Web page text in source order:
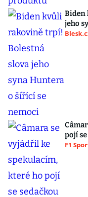
Biden
jeho
pojí
F1